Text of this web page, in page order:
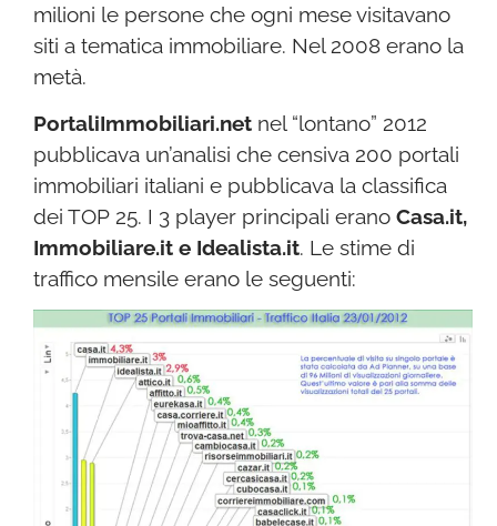
milioni le persone che ogni mese visitavano
siti a tematica immobiliare. Nel 2008 erano la
metà.
PortaliImmobiliari.net nel “lontano” 2012
pubblicava un’analisi che censiva 200 portali
immobiliari italiani e pubblicava la classifica
dei TOP 25. I 3 player principali eranoCasa.it,
Immobiliare.it e Idealista.it. Le stime di
traffico mensile erano le seguenti: